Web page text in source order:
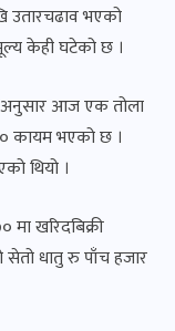
उतारचढाव भएको
केही घटेको छ ।
अनुसार आज एक तोला
कायम भएको छ ।
थियो ।
खरिदबिक्री
सेतो धातु रु पाँच हजार